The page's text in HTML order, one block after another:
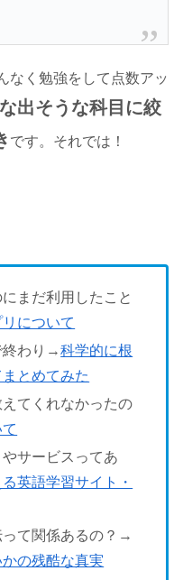
なく勉強をして点数アッ
出そうな科目に絞
です。それでは！
まだ利用したこと
について
終わり→科学的に根
とめてみた
てくれなかったの
サービスってあ
英語学習サイト・
て関係あるの？→
の残酷な真実